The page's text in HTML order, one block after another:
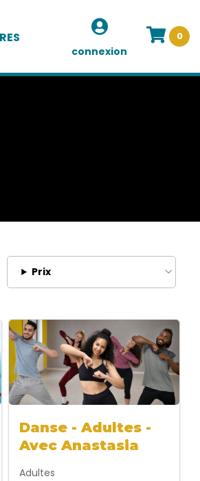
connexion
0
Prix
Danse - Adultes -
Avec Anastasia
Adultes